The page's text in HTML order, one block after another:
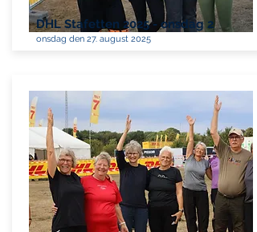
DHL Stafetten 2025 - onsdag 2
onsdag den 27. august 2025